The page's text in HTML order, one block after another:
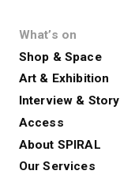
What’s on
Shop & Space
Art & Exhibition
Interview & Story
Access
About SPIRAL
Our Services
Spiral
Exhibition
SPIRALのご紹介
レンタルスペース